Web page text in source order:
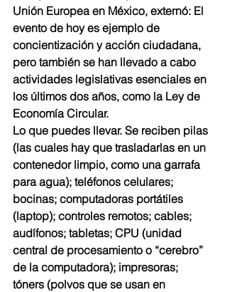
Unión Europea en México, externó: El
evento de hoy es ejemplo de
concientización y acción ciudadana,
pero también se han llevado a cabo
actividades legislativas esenciales en
los últimos dos años, como la Ley de
Economía Circular.
Lo que puedes llevar. Se reciben pilas
(las cuales hay que trasladarlas en un
contenedor limpio, como una garrafa
para agua); teléfonos celulares;
bocinas; computadoras portátiles
(laptop); controles remotos; cables;
audífonos; tabletas; CPU (unidad
central de procesamiento o “cerebro”
de la computadora); impresoras;
tóners (polvos que se usan en